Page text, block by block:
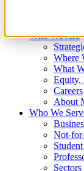
Who We Are
Where
What
Equity,
Careers
About
Who We
Not-
Sectors